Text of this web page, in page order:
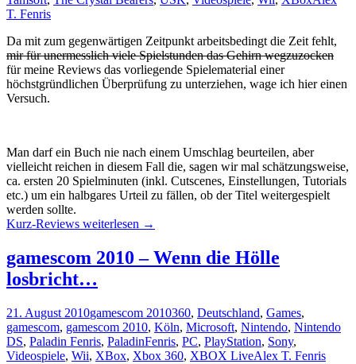
T. Fenris
Da mit zum gegenwärtigen Zeitpunkt arbeitsbedingt die Zeit fehlt,
mir für unermesslich viele Spielstunden das Gehirn wegzuzocken
für meine Reviews das vorliegende Spielematerial einer
höchstgründlichen Überprüfung zu unterziehen, wage ich hier einen
Versuch.
Man darf ein Buch nie nach einem Umschlag beurteilen, aber
vielleicht reichen in diesem Fall die, sagen wir mal schätzungsweise,
ca. ersten 20 Spielminuten (inkl. Cutscenes, Einstellungen, Tutorials
etc.) um ein halbgares Urteil zu fällen, ob der Titel weitergespielt
werden sollte.
Kurz-Reviews weiterlesen →
gamescom 2010 – Wenn die Hölle
losbricht…
21. August 2010gamescom 2010360, Deutschland, Games,
gamescom, gamescom 2010, Köln, Microsoft, Nintendo, Nintendo
DS, Paladin Fenris, PaladinFenris, PC, PlayStation, Sony,
Videospiele, Wii, XBox, Xbox 360, XBOX LiveAlex T. Fenris